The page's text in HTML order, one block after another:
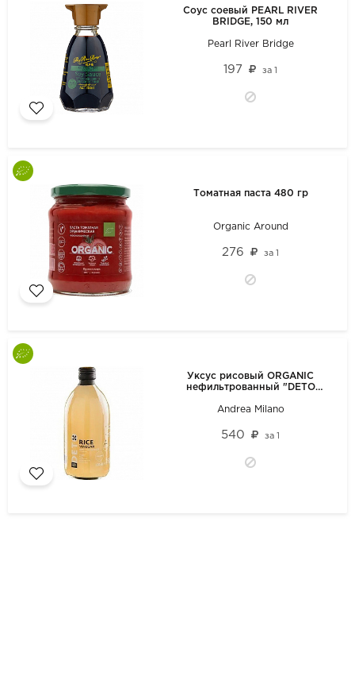
Соус соевый PEARL RIVER
BRIDGE, 150 мл
Pearl River Bridge
197 за1
Томатная паста 480 гр
Organic Around
276 за1
Уксус рисовый ORGANIC
нефильтрованный "DETO
Andrea Milano
540 за1